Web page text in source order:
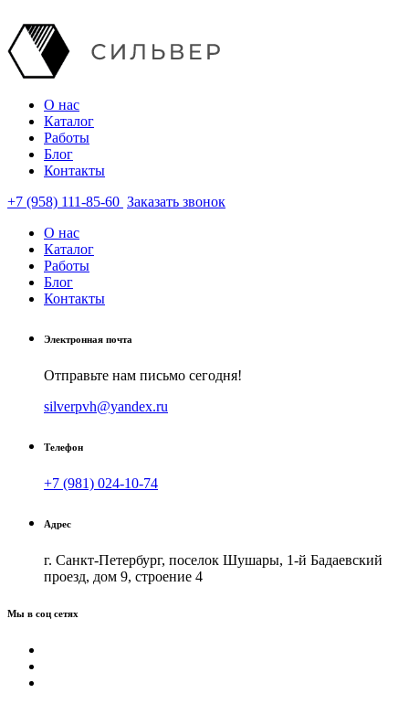
О нас
Каталог
Работы
Блог
Контакты
+7 (958) 111-85-60 Заказать звонок
О нас
Каталог
Работы
Блог
Контакты
Электронная почта
Отправьте нам письмо сегодня!
silverpvh@yandex.ru
Телефон
+7 (981) 024-10-74
Адрес
г. Санкт-Петербург, поселок Шушары, 1-й Бадаевский
проезд, дом 9, строение 4
Мы в соц сетях